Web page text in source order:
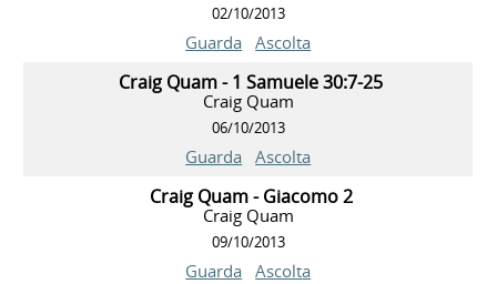
02/10/2013
Guarda Ascolta
Craig Quam - 1 Samuele 30:7-25
Craig Quam
06/10/2013
Guarda Ascolta
Craig Quam - Giacomo 2
Craig Quam
09/10/2013
Guarda Ascolta